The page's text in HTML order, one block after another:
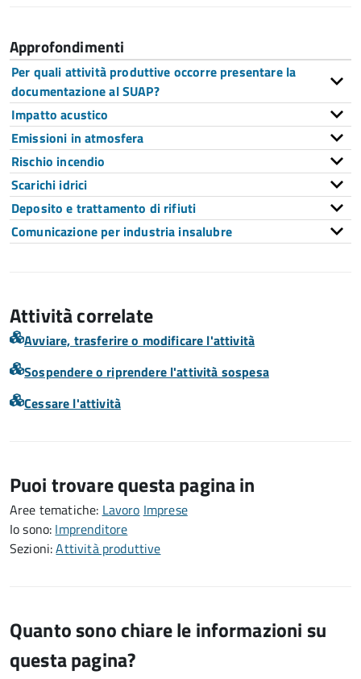
Approfondimenti
Per quali attività produttive occorre presentare la
documentazione al SUAP?
Impatto acustico
Emissioni in atmosfera
Rischio incendio
Scarichi idrici
Deposito e trattamento di rifiuti
Comunicazione per industria insalubre
Attività correlate
Avviare, trasferire o modificare l'attività
Sospendere o riprendere l'attività sospesa
Cessare l'attività
Puoi trovare questa pagina in
Aree tematiche: Lavoro Imprese
Io sono: Imprenditore
Sezioni:Attività produttive
Quanto sono chiare le informazioni su
questa pagina?